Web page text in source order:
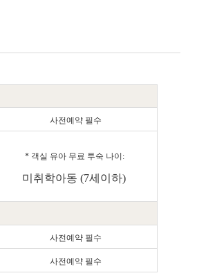
사전예약 필수
* 객실 유아 무료 투숙 나이:
미취학아동 (7세이하)
사전예약 필수
사전예약 필수